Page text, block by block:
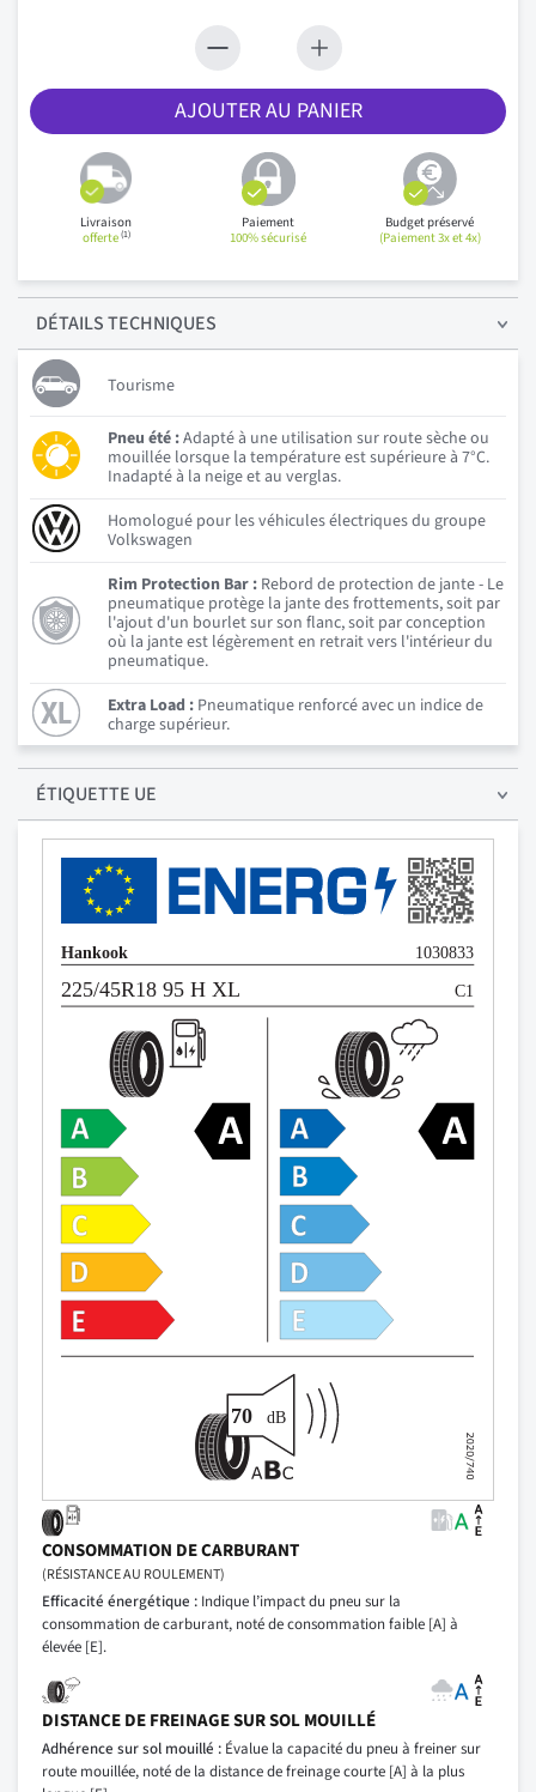
AJOUTER AU PANIER
Livraison
offerte(1)
Paiement
100% sécurisé
Budget préservé
(Paiement 3x et 4x)
DÉTAILSTECHNIQUES
Tourisme
Pneu été :Adapté à une utilisation sur route sèche ou
mouillée lorsque la température est supérieure à 7°C.
Inadapté à la neige et au verglas.
Homologué pour les véhicules électriques du groupe
Volkswagen
Rim Protection Bar : Rebord de protection de jante - Le
pneumatique protège la jante des frottements, soit par
l'ajout d'un bourlet sur son flanc, soit par conception
où la jante est légèrement en retrait vers l'intérieur du
pneumatique.
Extra Load : Pneumatique renforcé avec un indice de
charge supérieur.
ÉTIQUETTE UE
CONSOMMATION DE CARBURANT
(RÉSISTANCE AU ROULEMENT)
Efficacité énergétique : Indique l’impact du pneu sur la
consommation de carburant, noté de consommation faible [A] à
élevée [E].
DISTANCE DE FREINAGE SUR SOL MOUILLÉ
Adhérence sur sol mouillé : Évalue la capacité du pneu à freiner sur
route mouillée, noté de la distance de freinage courte [A] à la plus